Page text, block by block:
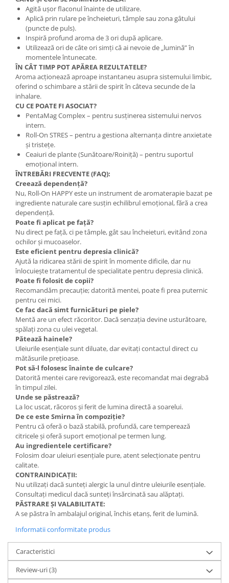
Agită ușor flaconul înainte de utilizare.
Aplică prin rulare pe încheieturi, tâmple sau zona gâtului
(puncte de puls).
Inspiră profund aroma de 3 ori după aplicare.
Utilizează ori de câte ori simți că ai nevoie de „lumină” în
momentele întunecate.
ÎN CÂT TIMP POT APĂREA REZULTATELE?
Aroma acționează aproape instantaneu asupra sistemului limbic,
oferind o schimbare a stării de spirit în câteva secunde de la
inhalare.
CU CE POATE FI ASOCIAT?
PentaMag Complex – pentru susținerea sistemului nervos
intern.
Roll-On STRES – pentru a gestiona alternanța dintre anxietate
și tristețe.
Ceaiuri de plante (Sunătoare/Roiniță) – pentru suportul
emoțional intern.
ÎNTREBĂRI FRECVENTE (FAQ):
Creează dependență?
Nu, Roll-On HAPPY este un instrument de aromaterapie bazat pe
ingrediente naturale care susțin echilibrul emoțional, fără a crea
dependență.
Poate fi aplicat pe față?
Nu direct pe față, ci pe tâmple, gât sau încheieturi, evitând zona
ochilor și mucoaselor.
Este eficient pentru depresia clinică?
Ajută la ridicarea stării de spirit în momente dificile, dar nu
înlocuiește tratamentul de specialitate pentru depresia clinică.
Poate fi folosit de copii?
Recomandăm precauție; datorită mentei, poate fi prea puternic
pentru cei mici.
Ce fac dacă simt furnicături pe piele?
Mentă are un efect răcoritor. Dacă senzația devine usturătoare,
spălați zona cu ulei vegetal.
Pătează hainele?
Uleiurile esențiale sunt diluate, dar evitați contactul direct cu
mătăsurile prețioase.
Pot să-l folosesc înainte de culcare?
Datorită mentei care revigorează, este recomandat mai degrabă
în timpul zilei.
Unde se păstrează?
La loc uscat, răcoros și ferit de lumina directă a soarelui.
De ce este Smirna în compoziție?
Pentru că oferă o bază stabilă, profundă, care temperează
citricele și oferă suport emoțional pe termen lung.
Au ingredientele certificare?
Folosim doar uleiuri esențiale pure, atent selecționate pentru
calitate.
CONTRAINDICAȚII:
Nu utilizați dacă sunteți alergic la unul dintre uleiurile esențiale.
Consultați medicul dacă sunteți însărcinată sau alăptați.
PĂSTRARE ȘI VALABILITATE:
A se păstra în ambalajul original, închis etanș, ferit de lumină.
Informatii conformitate produs
Caracteristici
Review-uri(3)